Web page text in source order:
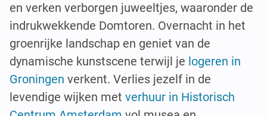
en verken verborgen juweeltjes, waaronder de
indrukwekkende Domtoren. Overnacht in het
groenrijke landschap en geniet van de
dynamische kunstscene terwijl je logeren in
Groningen verkent. Verlies jezelf in de
levendige wijken met verhuur in Historisch